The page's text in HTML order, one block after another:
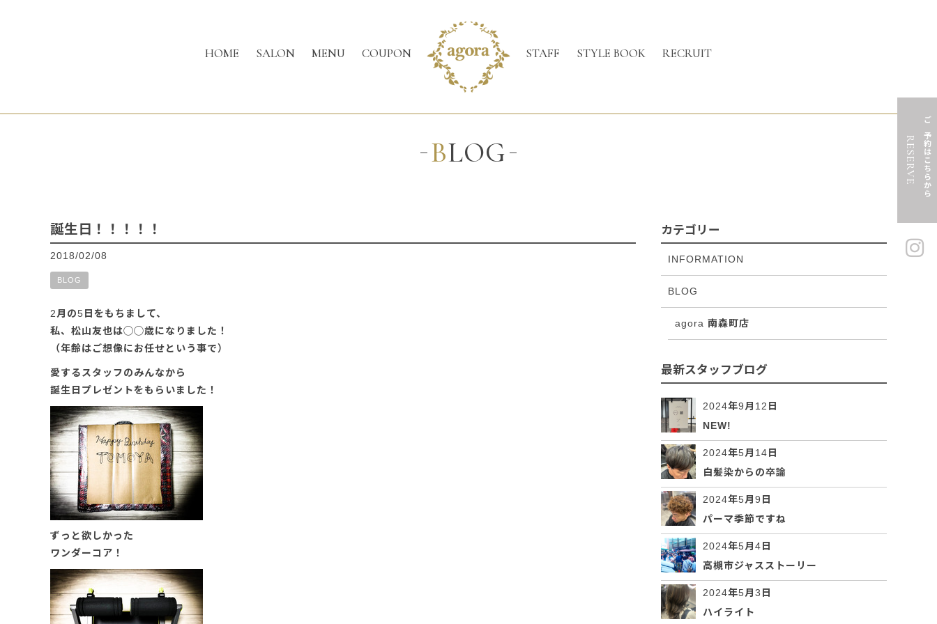
HOME SALON MENU COUPON STAFF STYLE BOOK RECRUIT
ご予約はこちらから
RESERVE
BLOG
誕生日！！！！！
2018/02/08
BLOG
2月の5日をもちまして、
私、松山友也は◯◯歳になりました！
（年齢はご想像にお任せという事で）
愛するスタッフのみんなから
誕生日プレゼントをもらいました！
ずっと欲しかった
ワンダーコア！
カテゴリー
INFORMATION
BLOG
agora 南森町店
最新スタッフブログ
2024年9月12日
NEW!
2024年5月14日
白髪染からの卒論
2024年5月9日
パーマ季節ですね
2024年5月4日
高槻市ジャスストーリー
2024年5月3日
ハイライト